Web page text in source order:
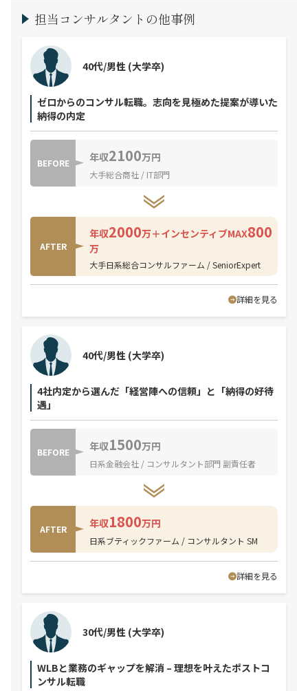
担当コンサルタントの他事例
ゼロからのコンサル転職。志向を見極めた提案が導いた
納得の内定
40代/男性 (大学卒)
BEFORE 年収2100万円
大手総合商社 / IT部門
AFTER
年収2000万＋インセンティブMAX800
万
大手日系総合コンサルファーム / SeniorExpert
詳細を見る
4社内定から選んだ「経営陣への信頼」と「納得の好待
遇」
40代/男性 (大学卒)
BEFORE 年収1500万円
日系金融会社 / コンサルタント部門 副責任者
AFTER 年収1800万円
日系ブティックファーム / コンサルタント SM
詳細を見る
WLBと業務のギャップを解消 – 理想を叶えたポストコ
ンサル転職
30代/男性 (大学卒)